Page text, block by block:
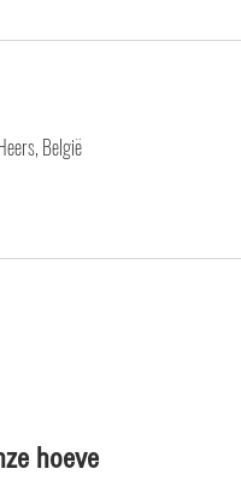
België
hoeve